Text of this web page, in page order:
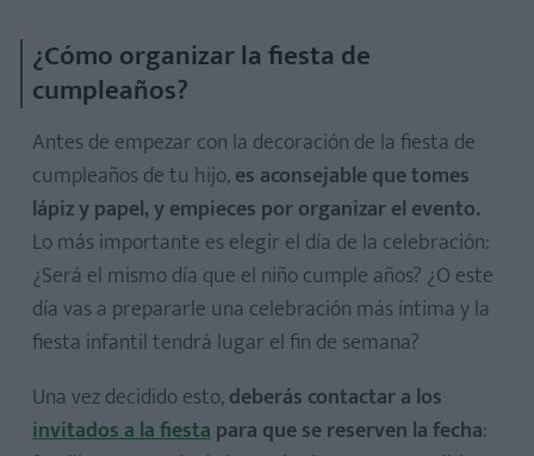
1. Ten un plan B por si hay mal tiempo
2. Elige la hora que le va bien al peque
3. Más vale que sobre a que falte
4. Evita el estrés y tener demasiado trabajo
5. No te olvides de sacar fotos
¿Cómo organizar la fiesta de
cumpleaños?
Antes de empezar con la decoración de la fiesta de
cumpleaños de tu hijo,es aconsejable que tomes
lápiz y papel, y empieces por organizar el evento.
Lo más importante es elegir el día de la celebración:
¿Será el mismo día que el niño cumple años? ¿O este
día vas a prepararle una celebración más íntima y la
fiesta infantil tendrá lugar el fin de semana?
Una vez decidido esto,deberás contactar a los
invitados a la fiestapara que se reserven la fecha: